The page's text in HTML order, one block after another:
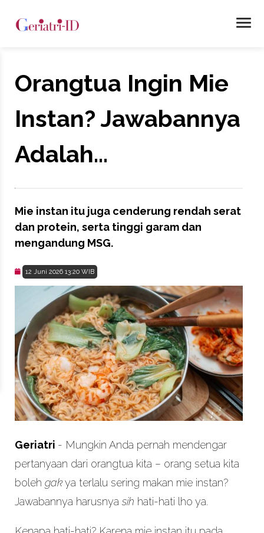
Orangtua Ingin Mie
Instan? Jawabannya
Adalah...
Mie instan itu juga cenderung rendah serat
dan protein, serta tinggi garam dan
mengandung MSG.
12 Juni 2026 13:20 WIB
Geriatri - Mungkin Anda pernah mendengar
pertanyaan dari orangtua kita – orang setua kita
boleh gakya terlalu sering makan mie instan?
Jawabannya harusnya sih hati-hati lho ya.